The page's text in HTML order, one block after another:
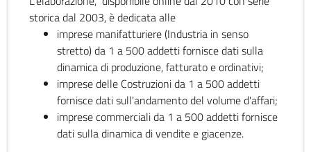
storica dal 2003, è dedicata alle
imprese manifatturiere (Industria in senso
stretto) da 1 a 500 addetti fornisce dati sulla
dinamica di produzione, fatturato e ordinativi;
imprese delle Costruzioni da 1 a 500 addetti
fornisce dati sull'andamento del volume d'affari;
imprese commerciali da 1 a 500 addetti fornisce
dati sulla dinamica di vendite e giacenze.